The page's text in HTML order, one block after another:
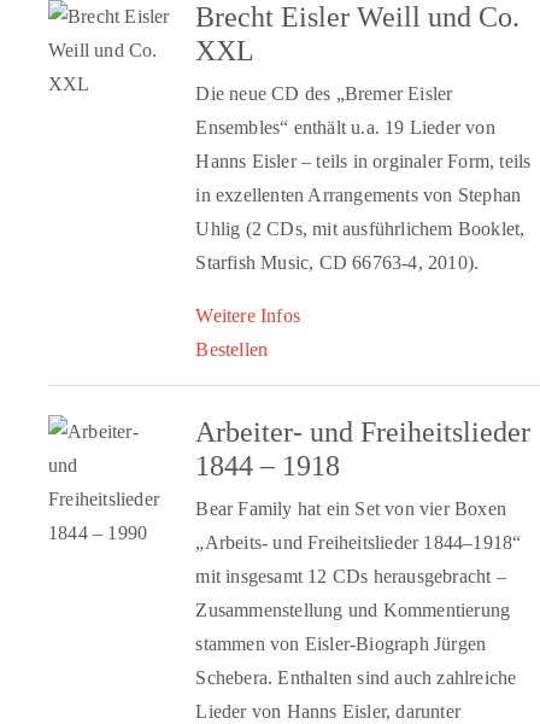
Brecht Eisler Weill und Co.
XXL
Die neue CD des „Bremer Eisler
Ensembles“ enthält u.a. 19 Lieder von
Hanns Eisler – teils in orginaler Form, teils
in exzellenten Arrangements von Stephan
Uhlig (2 CDs, mit ausführlichem Booklet,
Starfish Music, CD 66763-4, 2010).
Weitere Infos
Bestellen
Arbeiter- und Freiheitslieder
1844 – 1918
Bear Family hat ein Set von vier Boxen
„Arbeits- und Freiheitslieder 1844–1918“
mit insgesamt 12 CDs herausgebracht –
Zusammenstellung und Kommentierung
stammen von Eisler-Biograph Jürgen
Schebera. Enthalten sind auch zahlreiche
Lieder von Hanns Eisler, darunter